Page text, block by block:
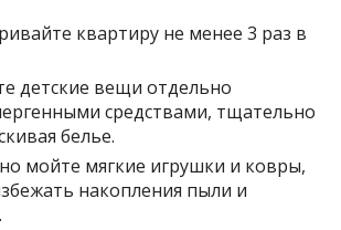
квартиру не менее 3 раз в
детские вещи отдельно
средствами, тщательно
белье.
мойте мягкие игрушки и ковры,
накопления пыли и